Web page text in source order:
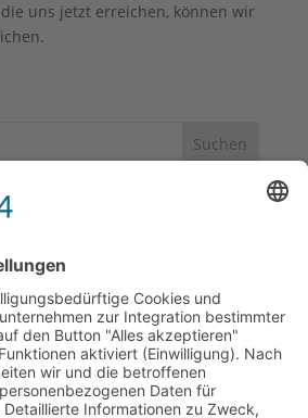
uns jetzt erreichen, können wir
Suchen
endet heute
Bratwurst
2026!
Jahr!